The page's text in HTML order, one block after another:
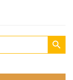
Search Button